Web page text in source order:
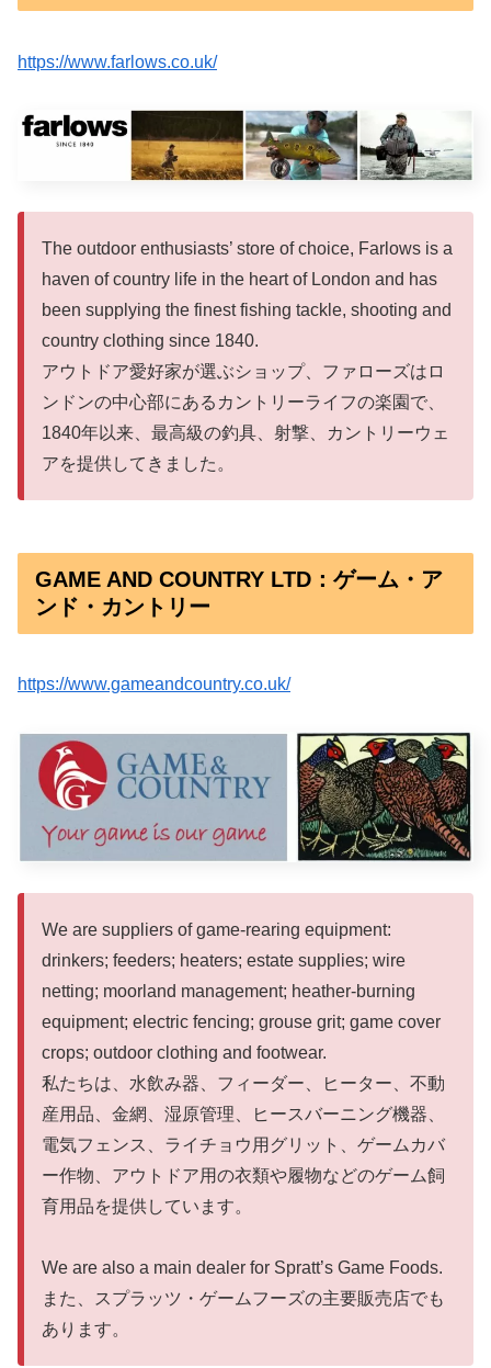
https://www.farlows.co.uk/
The outdoor enthusiasts’ store of choice, Farlows is a
haven of country life in the heart of London and has
been supplying the finest fishing tackle, shooting and
country clothing since 1840.
アウトドア愛好家が選ぶショップ、ファローズはロ
ンドンの中心部にあるカントリーライフの楽園で、
1840年以来、最高級の釣具、射撃、カントリーウェ
アを提供してきました。
GAME AND COUNTRY LTD：ゲーム・ア
ンド・カントリー
https://www.gameandcountry.co.uk/
We are suppliers of game-rearing equipment:
drinkers; feeders; heaters; estate supplies; wire
netting; moorland management; heather-burning
equipment; electric fencing; grouse grit; game cover
crops; outdoor clothing and footwear.
私たちは、水飲み器、フィーダー、ヒーター、不動
産用品、金網、湿原管理、ヒースバーニング機器、
電気フェンス、ライチョウ用グリット、ゲームカバ
ー作物、アウトドア用の衣類や履物などのゲーム飼
育用品を提供しています。
We are also a main dealer for Spratt’s Game Foods.
また、スプラッツ・ゲームフーズの主要販売店でも
あります。